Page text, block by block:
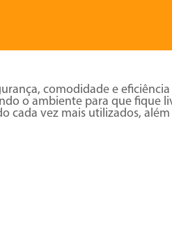
comodidade e eficiência
o ambiente para que fique
cada vez mais utilizados,